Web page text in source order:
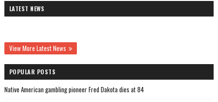
LATEST NEWS
View More Latest News
POPULAR POSTS
Native American gambling pioneer Fred Dakota dies at 84